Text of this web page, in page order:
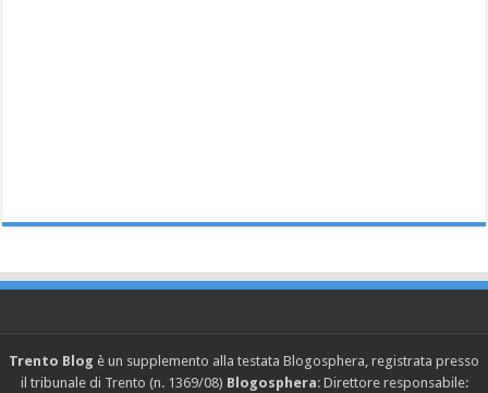
Trento Blog è un supplemento alla testata Blogosphera, registrata presso
il tribunale di Trento (n. 1369/08) Blogosphera: Direttore responsabile: